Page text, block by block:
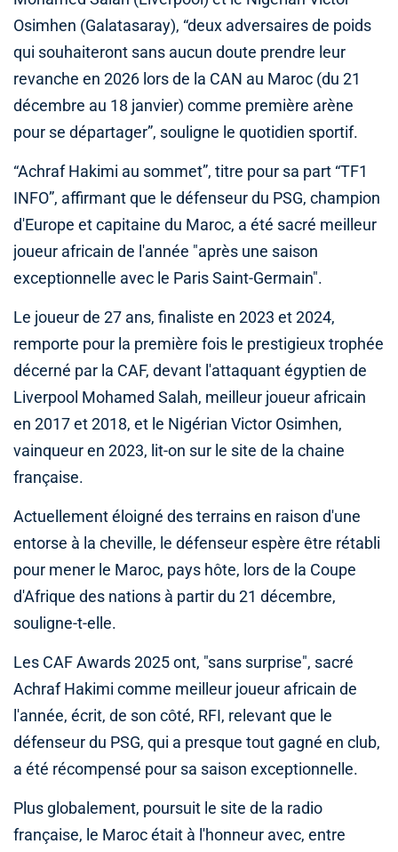
Osimhen (Galatasaray), “deux adversaires de poids
qui souhaiteront sans aucun doute prendre leur
revanche en 2026 lors de la CAN au Maroc (du 21
décembre au 18 janvier) comme première arène
pour se départager”, souligne le quotidien sportif.
“Achraf Hakimi au sommet”, titre pour sa part “TF1
INFO”, affirmant que le défenseur du PSG, champion
d'Europe et capitaine du Maroc, a été sacré meilleur
joueur africain de l'année "après une saison
exceptionnelle avec le Paris Saint-Germain".
Le joueur de 27 ans, finaliste en 2023 et 2024,
remporte pour la première fois le prestigieux trophée
décerné par la CAF, devant l'attaquant égyptien de
Liverpool Mohamed Salah, meilleur joueur africain
en 2017 et 2018, et le Nigérian Victor Osimhen,
vainqueur en 2023, lit-on sur le site de la chaine
française.
Actuellement éloigné des terrains en raison d'une
entorse à la cheville, le défenseur espère être rétabli
pour mener le Maroc, pays hôte, lors de la Coupe
d'Afrique des nations à partir du 21 décembre,
souligne-t-elle.
Les CAF Awards 2025 ont, "sans surprise", sacré
Achraf Hakimi comme meilleur joueur africain de
l'année, écrit, de son côté, RFI, relevant que le
défenseur du PSG, qui a presque tout gagné en club,
a été récompensé pour sa saison exceptionnelle.
Plus globalement, poursuit le site de la radio
française, le Maroc était à l'honneur avec, entre